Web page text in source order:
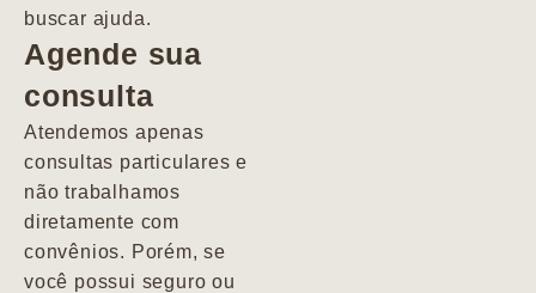
buscar ajuda.
Agende sua
consulta
Atendemos apenas
consultas particulares e
não trabalhamos
diretamente com
convênios. Porém, se
você possui seguro ou